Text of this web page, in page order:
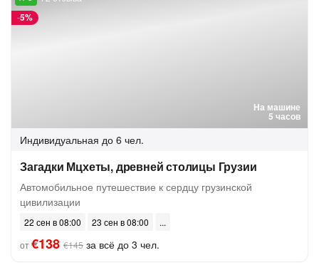
На машине
5 часов
-5%
Индивидуальная до 6 чел.
Загадки Мцхеты, древней столицы Грузии
Автомобильное путешествие к сердцу грузинской
цивилизации
22 сен в 08:00
23 сен в 08:00
от€138 €145 за всё до 3 чел.